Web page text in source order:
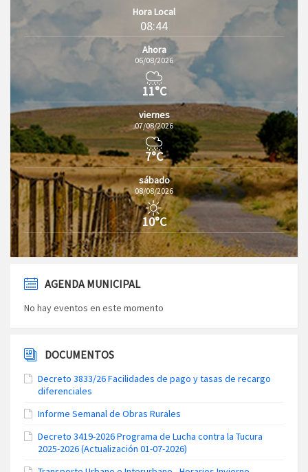
Hora Local
08:44
Ahora
06/08/2026
11°C
viernes
07/08/2026
7°C
sábado
08/08/2026
10°C
AGENDA MUNICIPAL
No hay eventos en este momento
DOCUMENTOS
Decreto 3833/26 Facilidades de pago y tasas de recargo
diferenciales
Informe Semanal de Obras Rurales
Decreto 3419-2026 Programa de Lucha contra la Tucura
2025-2026 (Actualización 01-07-2026)